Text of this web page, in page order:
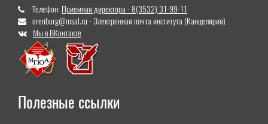
Телефон: Приемная директора - 8(3532) 31-99-11
orenburg@msal.ru - Электронная почта института (Канцелярия)
Мы в ВКонтакте
Полезные ссылки